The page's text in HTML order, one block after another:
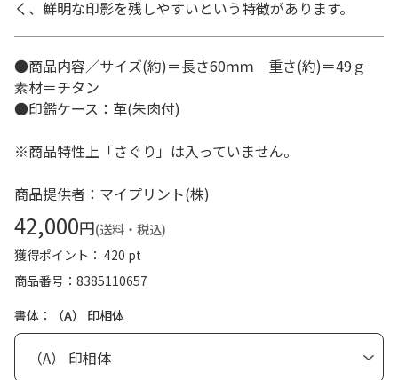
く、鮮明な印影を残しやすいという特徴があります。
●商品内容／サイズ(約)＝長さ60ｍｍ 重さ(約)＝49ｇ
素材＝チタン
●印鑑ケース：革(朱肉付)
※商品特性上「さぐり」は入っていません。
商品提供者：マイプリント(株)
42,000円(送料・税込)
獲得ポイント： 420 pt
商品番号
8385110657
書体：（A） 印相体